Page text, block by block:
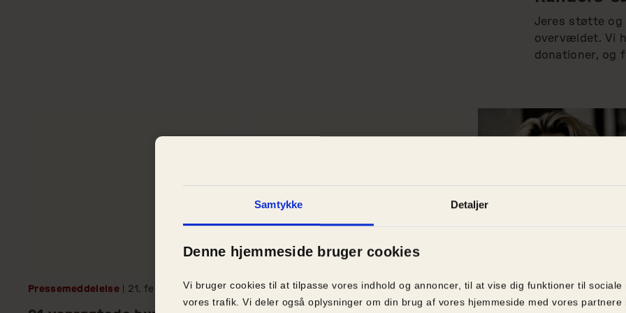
Samtykke Detaljer
Denne hjemmeside bruger cookies
Vi bruger cookies til at tilpasse vores indhold og annoncer, til at vise dig funktioner til
vores trafik. Vi deler også oplysninger om din brug af vores hjemmeside med vores partnere
Jeres støtte og
overvældet. Vi
donationer, og
Pressemeddelelse| 21. februar 2017 Pressemeddelelse| 20.februar2017 Pressemeddelelse| 16.